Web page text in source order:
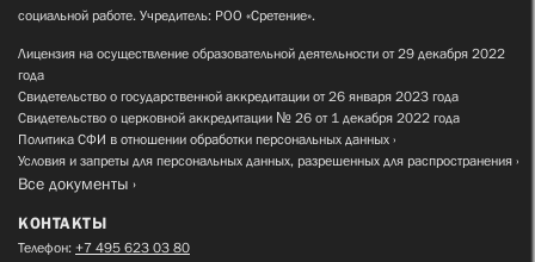
социальной работе. Учредитель: РОО «Сретение».
Лицензия на осуществление образовательной деятельности от 29 декабря 2022
года
Свидетельство о государственной аккредитации от 26 января 2023 года
Свидетельство о церковной аккредитации № 26 от 1 декабря 2022 года
Политика СФИ в отношении обработки персональных данных
Условия и запреты для персональных данных, разрешенных для распространения
Все документы
КОНТАКТЫ
Телефон: +7 495 623 03 80